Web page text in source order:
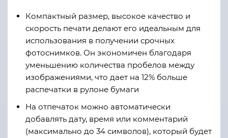
Компактный размер, высокое качество и
скорость печати делают его идеальным для
использования в получении срочных
фотоснимков. Он экономичен благодаря
уменьшению количества пробелов между
изображениями, что дает на 12% больше
распечатки в рулоне бумаги
На отпечаток можно автоматически
добавлять дату, время или комментарий
(максимально до 34 символов), который будет